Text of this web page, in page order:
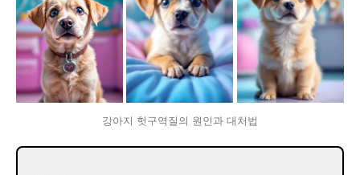
강아지 헛구역질의 원인과 대처법